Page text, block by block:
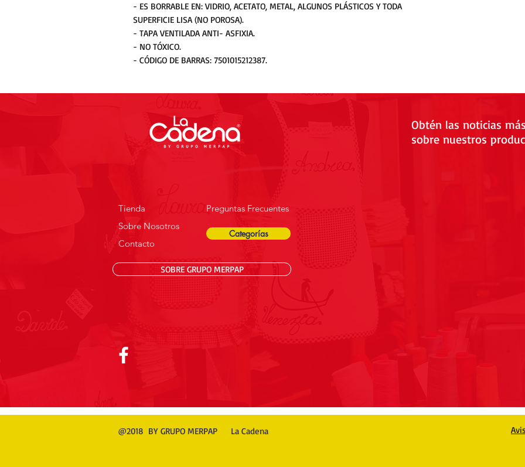
- ES BORRABLE EN: VIDRIO, ACETATO, METAL, ALGUNOS PLÁSTICOS Y TODA
SUPERFICIE LISA (NO POROSA).
- TAPA VENTILADA ANTI- ASFIXIA.
- NO TÓXICO.
- CÓDIGO DE BARRAS: 7501015212387.
Tienda
Sobre Nosotros
Contacto
Preguntas Frecuentes
Categorías
SOBRE GRUPO MERPAP
Obtén las noticias
sobre nuestros
@2018 BY GRUPO MERPAP La Cadena